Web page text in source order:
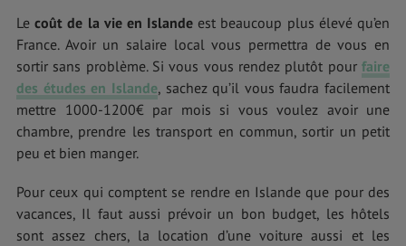
Lecoût de la vie en Islande est beaucoup plus élevé qu’en
France. Avoir un salaire local vous permettra de vous en
sortir sans problème. Si vous vous rendez plutôt pour faire
des études en Islande, sachez qu’il vous faudra facilement
mettre 1000-1200€ par mois si vous voulez avoir une
chambre, prendre les transport en commun, sortir un petit
peu et bien manger.
Pour ceux qui comptent se rendre en Islande que pour des
vacances, Il faut aussi prévoir un bon budget, les hôtels
sont assez chers, la location d’une voiture aussi et les